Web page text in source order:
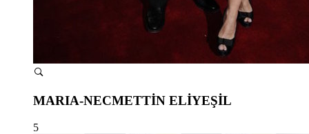
MARIA-NECMETTİN ELİYEŞİL
5